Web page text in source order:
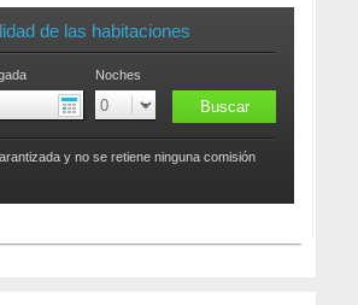
de las habitaciones
Noches
y no se retiene ninguna comisión